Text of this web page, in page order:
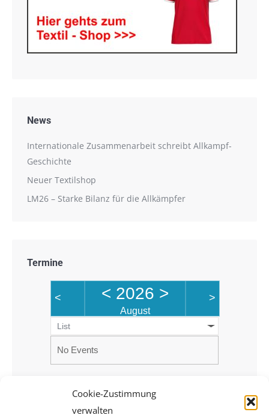
Cookie-Zustimmung
verwalten
News
Internationale Zusammenarbeit schreibt Allkampf-
Geschichte
Neuer Textilshop
LM26 – Starke Bilanz für die Allkämpfer
Termine
< < 2026 >
August
>
List
No Events